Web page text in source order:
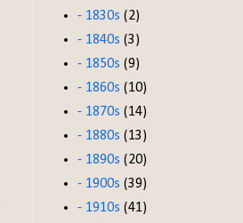
- 1830s (2)
- 1840s (3)
- 1850s (9)
- 1860s (10)
- 1870s (14)
- 1880s (13)
- 1890s (20)
- 1900s (39)
- 1910s (41)